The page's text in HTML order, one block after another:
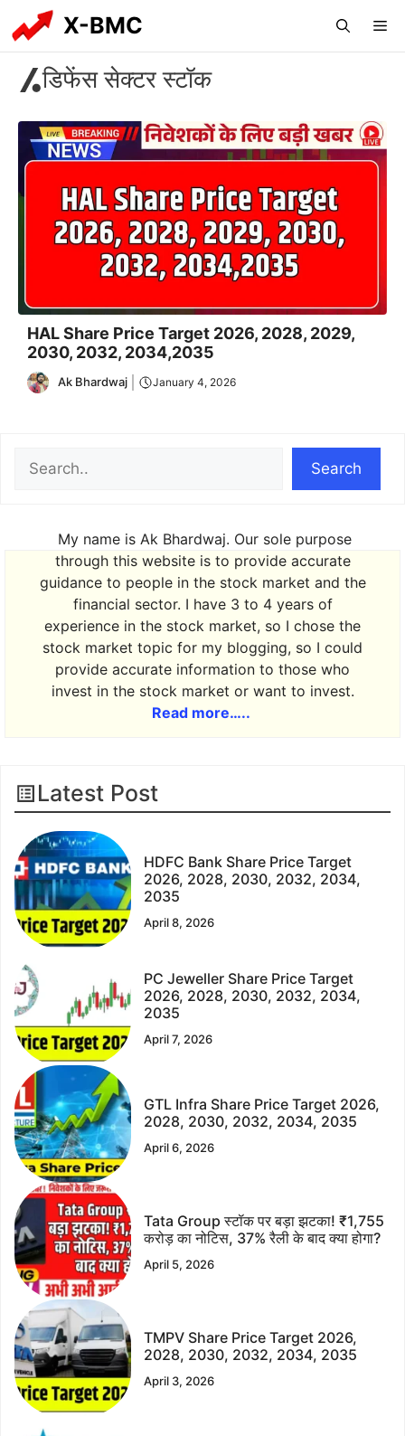
to
content
X-BMC
डिफेंस सेक्टर स्टॉक
HAL Share Price Target 2026, 2028, 2029,
2030, 2032, 2034,2035
Ak Bhardwaj January 4, 2026
Search
Search
My name is Ak Bhardwaj. Our sole purpose
through this website is to provide accurate
guidance to people in the stock market and the
financial sector. I have 3 to 4 years of
experience in the stock market, so I chose the
stock market topic for my blogging, so I could
provide accurate information to those who
invest in the stock market or want to invest.
Read more…..
Latest Post
HDFC Bank Share Price Target
2026, 2028, 2030, 2032, 2034,
2035
April 8, 2026
PC Jeweller Share Price Target
2026, 2028, 2030, 2032, 2034,
2035
April 7, 2026
GTL Infra Share Price Target 2026,
2028, 2030, 2032, 2034, 2035
April 6, 2026
Tata Group स्टॉक पर बड़ा झटका! ₹1,755
करोड़ का नोटिस, 37% रैली के बाद क्या होगा?
April 5, 2026
TMPV Share Price Target 2026,
2028, 2030, 2032, 2034, 2035
April 3, 2026